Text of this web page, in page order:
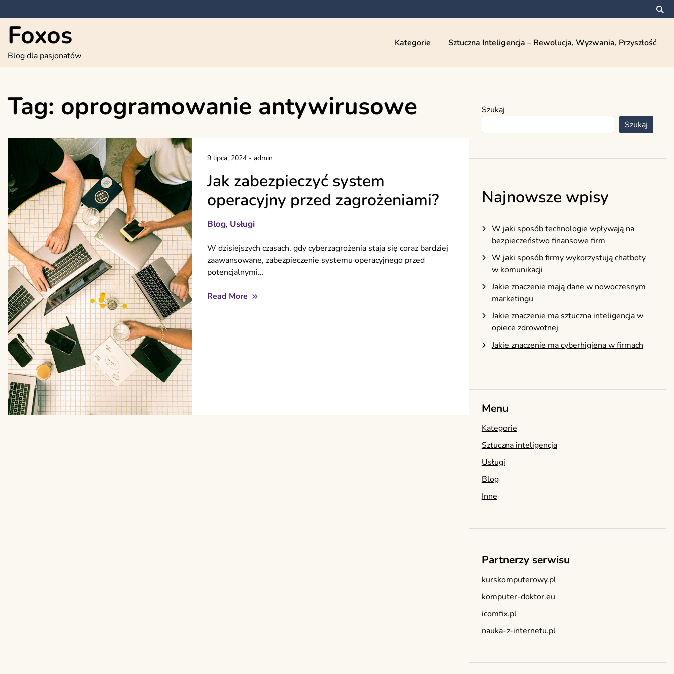
to
content
Foxos
Blog dla pasjonatów
Kategorie Sztuczna Inteligencja – Rewolucja, Wyzwania, Przyszłość
Tag: oprogramowanie antywirusowe
9 lipca, 2024- admin
Jak zabezpieczyć system
operacyjny przed zagrożeniami?
Blog, Usługi
W dzisiejszych czasach, gdy cyberzagrożenia stają się coraz bardziej
zaawansowane, zabezpieczenie systemu operacyjnego przed
potencjalnymi…
Read More
Szukaj
Szukaj
Najnowsze wpisy
W jaki sposób technologie wpływają na
bezpieczeństwo finansowe firm
W jaki sposób firmy wykorzystują chatboty
w komunikacji
Jakie znaczenie mają dane w nowoczesnym
marketingu
Jakie znaczenie ma sztuczna inteligencja w
opiece zdrowotnej
Jakie znaczenie ma cyberhigiena w firmach
Menu
Kategorie
Sztuczna inteligencja
Usługi
Blog
Inne
Partnerzy serwisu
kurskomputerowy.pl
komputer-doktor.eu
icomfix.pl
nauka-z-internetu.pl